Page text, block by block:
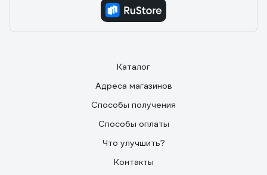
Каталог
Адреса магазинов
Способы получения
Способы оплаты
Что улучшить?
Контакты